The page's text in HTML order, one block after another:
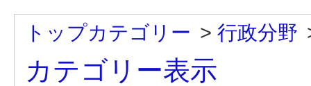
トップカテゴリー > 行政分野
カテゴリー表示